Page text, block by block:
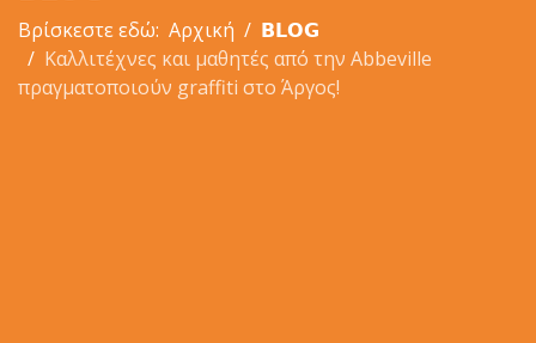
Βρίσκεστε εδώ: Αρχική
𝗕𝗟𝗢𝗚
Καλλιτέχνες και μαθητές από την Abbeville‎‎
πραγματοποιούν graffiti στο Άργος!